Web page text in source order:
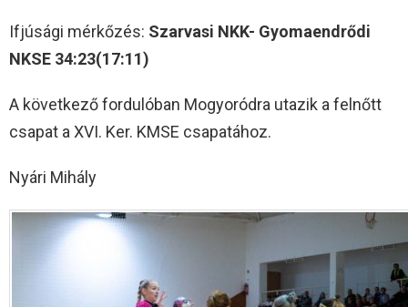
Ifjúsági mérkőzés: Szarvasi NKK- Gyomaendrődi
NKSE 34:23(17:11)
A következő fordulóban Mogyoródra utazik a felnőtt
csapat a XVI. Ker. KMSE csapatához.
Nyári Mihály